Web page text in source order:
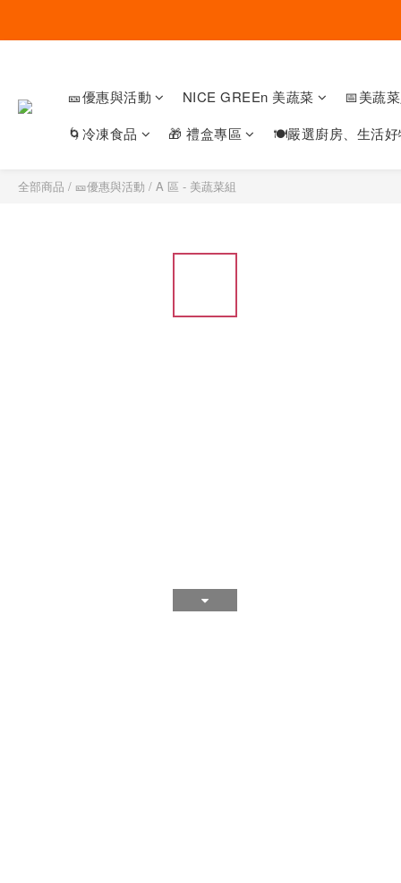
🎫優惠與活動 NICE GREEn 美蔬菜
📅美蔬
🌀冷凍食品
🎁 禮盒專區 🍽嚴選廚房、生活好
全部商品 / 🎫優惠與活動 / A 區 - 美蔬菜組